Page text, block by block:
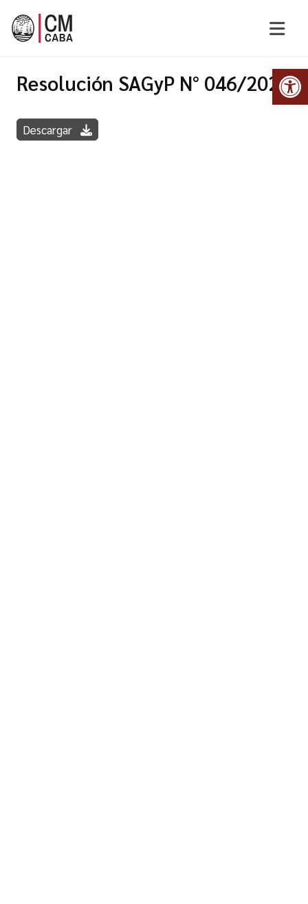
Resolución SAGyP N° 046/2020
Descargar